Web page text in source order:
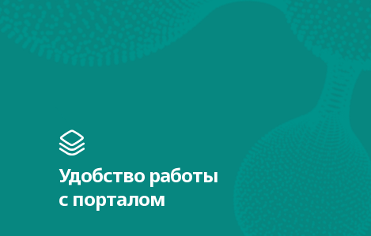
Удобство работы
с порталом